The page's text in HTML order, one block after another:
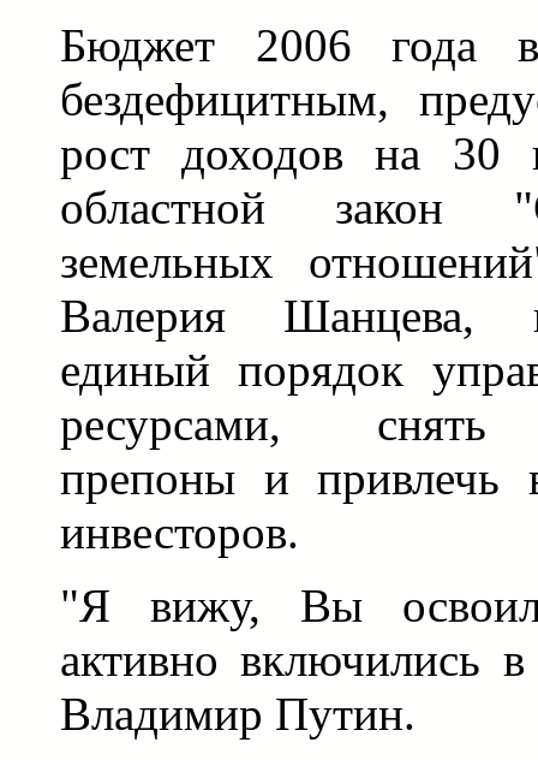
Бюджет 2006 года
бездефицитным,
рост доходов на 30
областной закон
земельных
Валерия Шанцева,
единый порядок
ресурсами, снять
препоны и привлечь
инвесторов.
"Я вижу, Вы
активно включились
Владимир Путин.